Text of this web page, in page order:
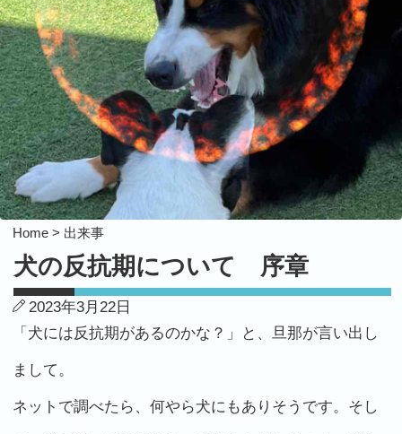
Home > 出来事
犬の反抗期について 序章
2023年3月22日
「犬には反抗期があるのかな？」と、旦那が言い出し
まして。
ネットで調べたら、何やら犬にもありそうです。そし